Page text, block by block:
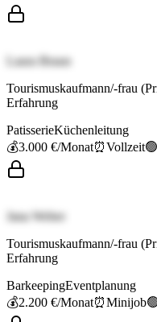
Laura Braun
Tourismuskaufmann/-frau
Erfahrung
PatisserieKüchenleitung
💰3.000 €/Monat⏰Vollzeit🟢
Jana Weber
Tourismuskaufmann/-frau
Erfahrung
BarkeepingEventplanung
💰2.200 €/Monat⏰Minijob